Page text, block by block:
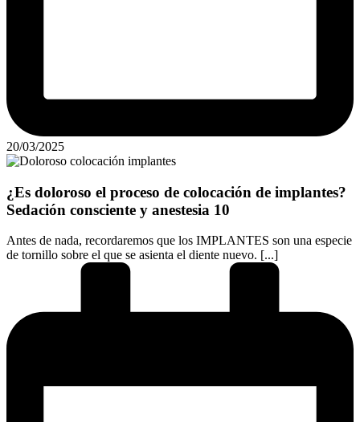
20/03/2025
¿Es doloroso el proceso de colocación de implantes?
Sedación consciente y anestesia 10
Antes de nada, recordaremos que los IMPLANTES son una especie
de tornillo sobre el que se asienta el diente nuevo. [...]